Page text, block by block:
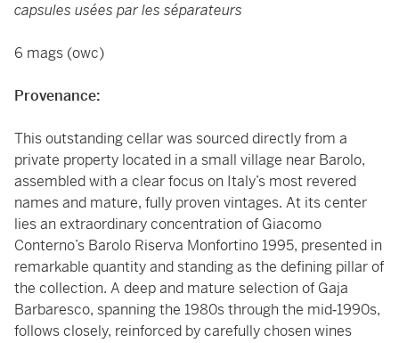
capsules usées par les séparateurs
6 mags (owc)
Provenance:
This outstanding cellar was sourced directly from a
private property located in a small village near Barolo,
assembled with a clear focus on Italy’s most revered
names and mature, fully proven vintages. At its center
lies an extraordinary concentration of Giacomo
Conterno’s Barolo Riserva Monfortino 1995, presented in
remarkable quantity and standing as the defining pillar of
the collection. A deep and mature selection of Gaja
Barbaresco, spanning the 1980s through the mid‑1990s,
follows closely, reinforced by carefully chosen wines